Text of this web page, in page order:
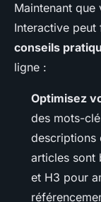
Maintenant
Interactive
conseils
ligne :
Optimisez
des mots-
descriptions
articles sont
et H3 pour